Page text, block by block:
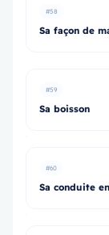
#58
Sa façon de
#59
Sa boisson
#60
Sa conduite